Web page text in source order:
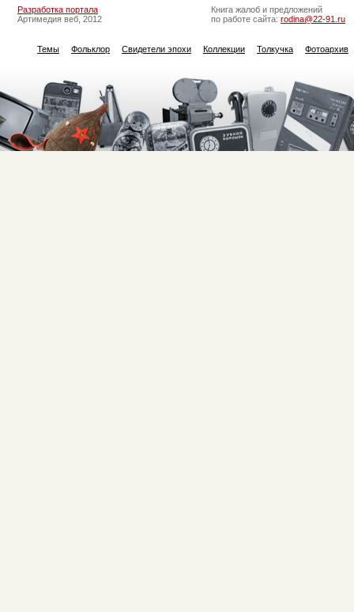
Разработка портала
Артимедия веб, 2012
Книга жалоб и предложений
по работе сайта: rodina@22-91.ru
Темы Фольклор Свидетели эпохи Коллекции Толкучка Фотоархив